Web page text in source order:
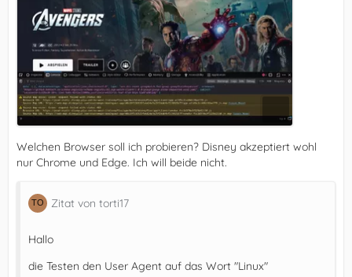
Welchen Browser soll ich probieren? Disney akzeptiert wohl
nur Chrome und Edge. Ich will beide nicht.
Zitat von torti17
Hallo
die Testen den User Agent auf das Wort "Linux"